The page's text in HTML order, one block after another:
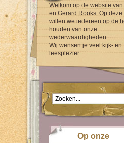
Welkom op de website
en Gerard Rooks. Op deze
willen we iedereen op de
houden van onze
wederwaardigheden.
Wij wensen je veel kijk- en
leesplezier.
Op onze